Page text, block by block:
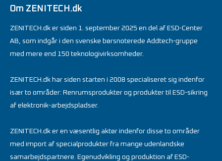
Om ZENITECH.dk
ZENITECH.dk er siden 1. september 2025 en del af ESD-Center
AB, som indgår i den svenske børsnoterede Addtech-gruppe
med mere end 150 teknologivirksomheder.
ZENITECH.dk har siden starten i 2008 specialiseret sig indenfor
især to områder: Renrumsprodukter og produkter til ESD-sikring
af elektronik-arbejdspladser.
ZENITECH.dk er en væsentlig aktør indenfor disse to områder
med import af specialprodukter fra mange udenlandske
samarbejdspartnere. Egenudvikling og produktion af ESD-